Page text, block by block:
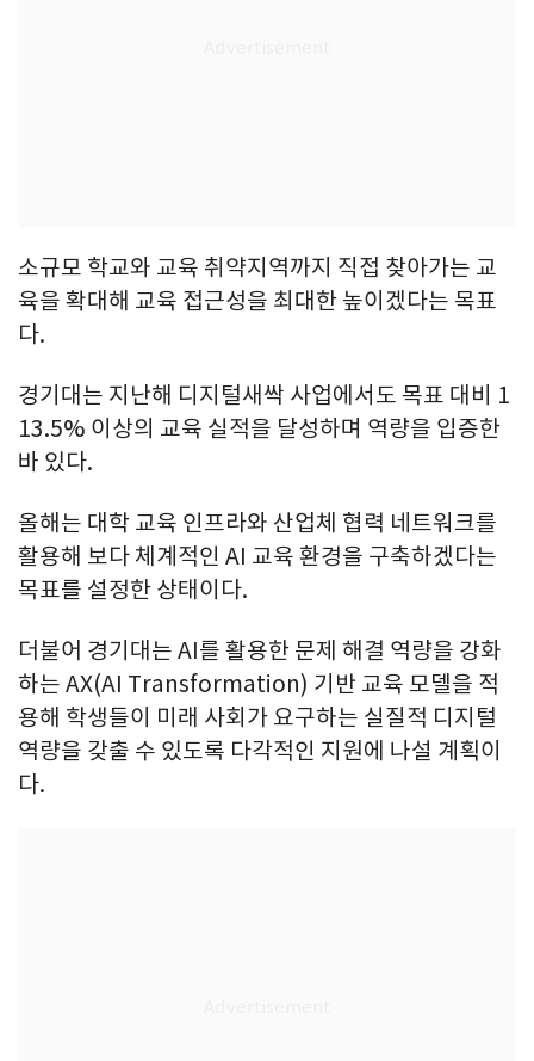
소규모 학교와 교육 취약지역까지 직접 찾아가는 교
육을 확대해 교육 접근성을 최대한 높이겠다는 목표
다.
경기대는 지난해 디지털새싹 사업에서도 목표 대비 1
13.5% 이상의 교육 실적을 달성하며 역량을 입증한
바 있다.
올해는 대학 교육 인프라와 산업체 협력 네트워크를
활용해 보다 체계적인 AI 교육 환경을 구축하겠다는
목표를 설정한 상태이다.
더불어 경기대는 AI를 활용한 문제 해결 역량을 강화
하는 AX(AI Transformation) 기반 교육 모델을 적
용해 학생들이 미래 사회가 요구하는 실질적 디지털
역량을 갖출 수 있도록 다각적인 지원에 나설 계획이
다.